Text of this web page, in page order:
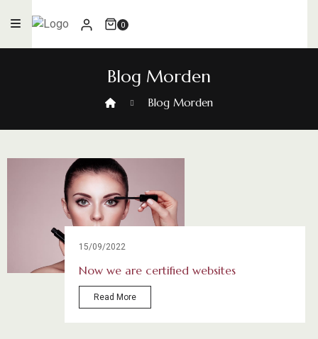
0
Blog Morden
Blog Morden
15/09/2022
Now we are certified websites
Read More